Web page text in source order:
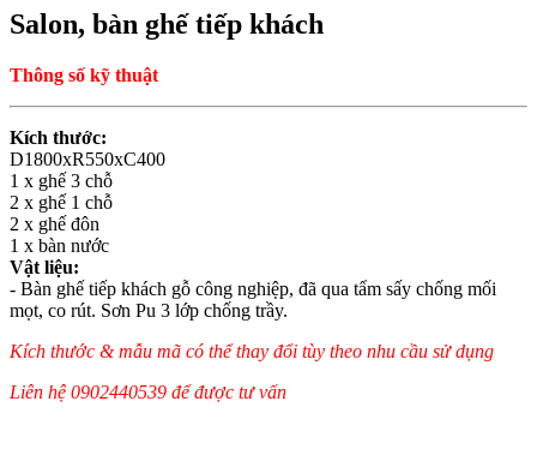
Salon, bàn ghế tiếp khách
Thông số kỹ thuật
Kích thước:
D1800xR550xC400
1 x ghế 3 chỗ
2 x ghế 1 chỗ
2 x ghế đôn
1 x bàn nước
Vật liệu:
- Bàn ghế tiếp khách gỗ công nghiệp, đã qua tẩm sấy chống mối
mọt, co rút. Sơn Pu 3 lớp chống trầy.
Kích thước & mẫu mã có thể thay đổi tùy theo nhu cầu sử dụng
Liên hệ 0902440539 để được tư vấn